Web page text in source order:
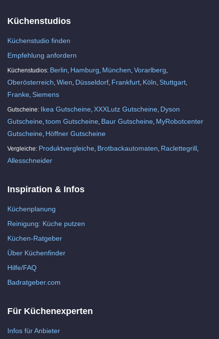
Küchenstudios
Küchenstudio finden
Empfehlung anfordern
Küchenstudios: Berlin Hamburg München Vorarlberg
Oberösterreich Wien Düsseldorf Frankfurt Köln Stuttgart
Franke Siemens
Gutscheine: Ikea Gutscheine XXXLutz Gutscheine Dyson
Gutscheine toom Gutscheine Baur Gutscheine MyRobotcenter
Gutscheine Höffner Gutscheine
Vergleiche: Produktvergleiche Brotbackautomaten Raclettegrill
Allesschneider
Inspiration & Infos
Küchenplanung
Reinigung: Küche putzen
Küchen-Ratgeber
Über Küchenfinder
Hilfe/FAQ
Badratgeber.com
Für Küchenexperten
Infos für Anbieter